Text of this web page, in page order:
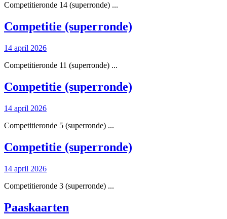
2026
Competitieronde 14 (superronde) ...
Competitie (superronde)
14 april 202614
2026
Competitieronde 11 (superronde) ...
Competitie (superronde)
14 april 202614
2026
Competitieronde 5 (superronde) ...
Competitie (superronde)
14 april 202614
2026
Competitieronde 3 (superronde) ...
Paaskaarten